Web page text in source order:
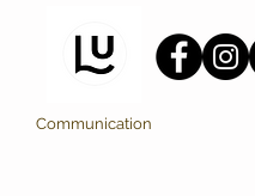
Communication